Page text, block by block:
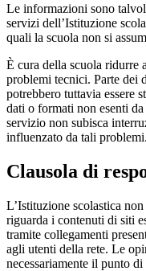
Le informazioni sono
servizi dell’Istituzione
quali la scuola non si
È cura della scuola
problemi tecnici. Parte dei
potrebbero tuttavia essere
dati o formati non esenti
servizio non subisca
influenzato da tali problemi.
Clausola di
L’Istituzione scolastica
riguarda i contenuti di siti
tramite collegamenti
agli utenti della rete. Le
necessariamente il punto